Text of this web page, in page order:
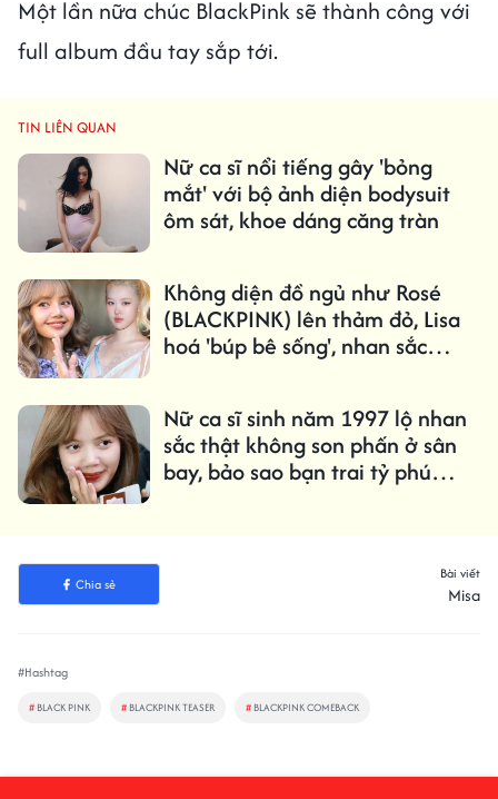
Một lần nữa chúc BlackPink sẽ thành công với
full album đầu tay sắp tới.
TIN LIÊN QUAN
Nữ ca sĩ nổi tiếng gây 'bỏng
mắt' với bộ ảnh diện bodysuit
ôm sát, khoe dáng căng tràn
Không diện đồ ngủ như Rosé
(BLACKPINK) lên thảm đỏ, Lisa
hoá 'búp bê sống', nhan sắc
Nữ ca sĩ sinh năm 1997 lộ nhan
sắc thật không son phấn ở sân
bay, bảo sao bạn trai tỷ phú
Chia sẻ
Bài viết
Misa
#Hashtag
# BLACK PINK # BLACKPINK TEASER # BLACKPINK COMEBACK